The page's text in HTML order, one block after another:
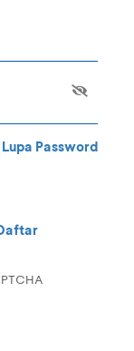
Lupa Password